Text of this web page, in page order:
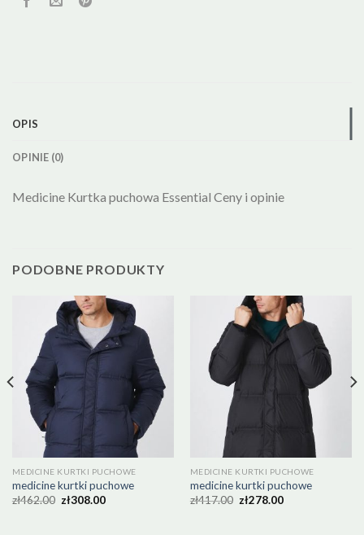
OPIS
OPINIE (0)
Medicine Kurtka puchowa Essential Ceny i opinie
PODOBNE PRODUKTY
MEDICINE KURTKI PUCHOWE
medicine kurtki puchowe
zł462.00 zł308.00
MEDICINE KURTKI PUCHOWE
medicine kurtki puchowe
zł417.00 zł278.00